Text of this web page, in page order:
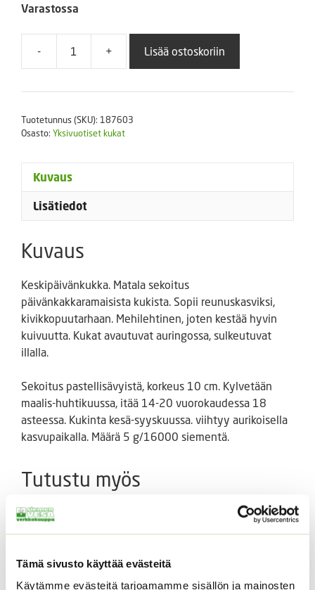
Tämä sivusto käyttää evästeitä
Käytämme evästeitä tarjoamamme sisällön ja mainosten
Varastossa
-
Keskipäivänkukka
5
määrä
+ Lisää ostoskoriin
Tuotetunnus (SKU): 187603
Osasto: Yksivuotiset kukat
Kuvaus
Lisätiedot
Kuvaus
Keskipäivänkukka. Matala sekoitus
päivänkakkaramaisista kukista. Sopii reunuskasviksi,
kivikkopuutarhaan. Mehilehtinen, joten kestää hyvin
kuivuutta. Kukat avautuvat auringossa, sulkeutuvat
illalla.
Sekoitus pastellisävyistä, korkeus 10 cm. Kylvetään
maalis-huhtikuussa, itää 14-20 vuorokaudessa 18
asteessa. Kukinta kesä-syyskuussa. viihtyy aurikoisella
kasvupaikalla. Määrä 5 g/16000 siementä.
Tutustu myös